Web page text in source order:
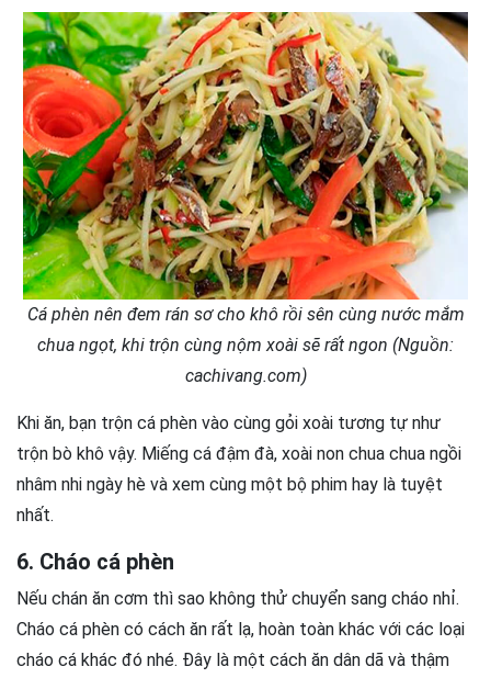
Cá phèn nên đem rán sơ cho khô rồi sên cùng nước mắm
chua ngọt, khi trộn cùng nộm xoài sẽ rất ngon (Nguồn:
cachivang.com)
Khi ăn, bạn trộn cá phèn vào cùng gỏi xoài tương tự như
trộn bò khô vậy. Miếng cá đậm đà, xoài non chua chua ngồi
nhâm nhi ngày hè và xem cùng một bộ phim hay là tuyệt
nhất.
6. Cháo cá phèn
Nếu chán ăn cơm thì sao không thử chuyển sang cháo nhỉ.
Cháo cá phèn có cách ăn rất lạ, hoàn toàn khác với các loại
cháo cá khác đó nhé. Đây là một cách ăn dân dã và thậm